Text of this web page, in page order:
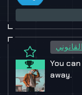
You
away.